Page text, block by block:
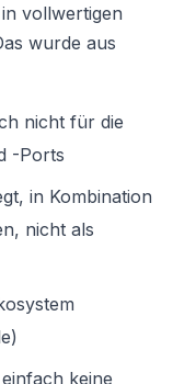
vollwertigen
wurde aus
nicht für die
-Ports
in Kombination
nicht als
keine